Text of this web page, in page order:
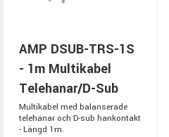
AMP DSUB-TRS-1S
- 1m Multikabel
Telehanar/D-Sub
Multikabel med balanserade
telehanar och D-sub hankontakt
- Längd 1m.